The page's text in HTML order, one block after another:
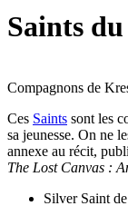
Saints du
Compagnons de
Ces Saints sont les
sa jeunesse. On ne
annexe au récit,
The Lost Canvas :
Silver Saint